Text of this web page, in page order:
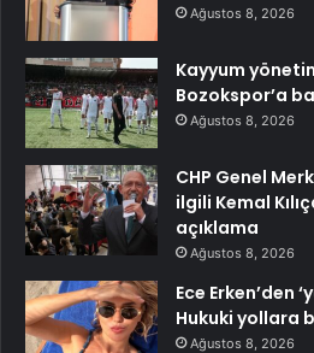
Ağustos 8, 2026
Kayyum
Bozokspor’a
Ağustos 8, 2026
CHP Genel
ilgili Kemal
açıklama
Ağustos 8, 2026
Ece Erken’den
Hukuki yollara
Ağustos 8, 2026